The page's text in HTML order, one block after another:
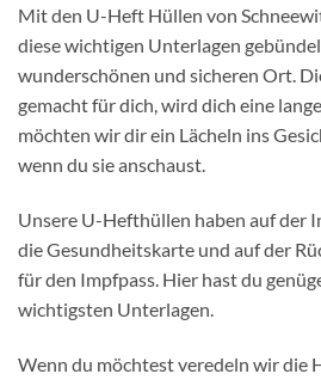
Mit den U-Heft Hüllen von
diese wichtigen Unterlagen
wunderschönen und sicheren Ort.
gemacht für dich, wird dich eine
möchten wir dir ein Lächeln ins
wenn du sie anschaust.
Unsere U-Hefthüllen haben auf der
die Gesundheitskarte und auf der
für den Impfpass. Hier hast du
wichtigsten Unterlagen.
Wenn du möchtest veredeln wir die